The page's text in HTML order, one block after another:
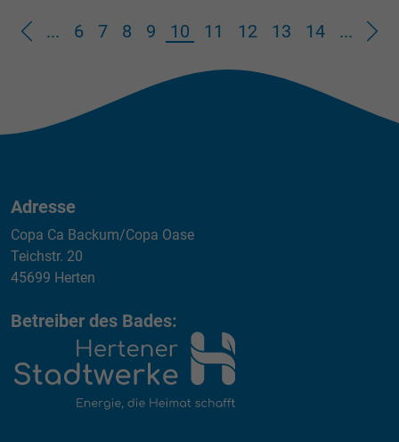
... 6 7 8 9 10 11 12 13 14 ...
Adresse
Copa Ca Backum/Copa Oase
Teichstr. 20
45699 Herten
Betreiber des Bades: